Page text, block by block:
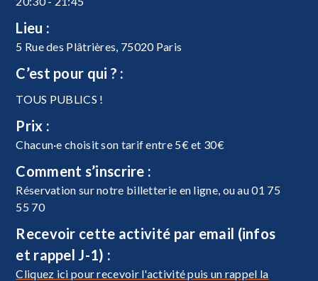
Lieu :
5 Rue des Plâtrières, 75020 Paris
C’est pour qui ? :
TOUS PUBLICS !
Prix :
Chacun·e choisit son tarif entre 5€ et 30€
Comment s’inscrire :
Réservation sur notre billetterie en ligne, ou au 01 75
55 70
Recevoir cette activité par email (infos
et rappel J-1) :
Cliquez ici pour recevoir l'activité puis un rappel la